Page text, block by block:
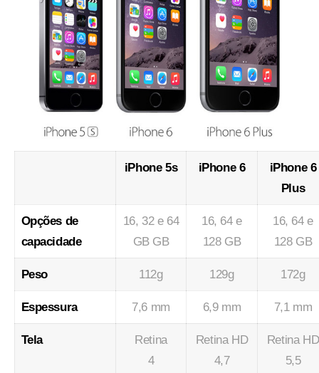
iPhone 5s iPhone 6
iPhone 6
Plus
Opções de
capacidade
16, 32 e 64
GB GB
16, 64 e
128 GB
16, 64 e
128 GB
Peso 112g 129g 172g
Espessura 7,6 mm 6,9 mm 7,1 mm
Tela
Retina
4
Retina HD
4,7
Retina HD
5,5